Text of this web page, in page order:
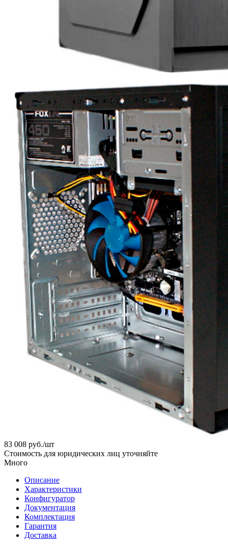
83 008 руб./шт
Стоимость для юридических лиц уточняйте
Много
Описание
Характеристики
Конфигуратор
Документация
Комплектация
Гарантия
Доставка